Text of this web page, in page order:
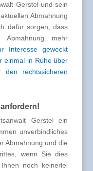
Gerstel und sein
Abmahnung
dafür sorgen, dass
mehr
Interesse geweckt
einmal in Ruhe über
den rechtssicheren
Gerstel ein
unverbindliches
Abmahnung und die
wenn Sie dies
noch keinerlei